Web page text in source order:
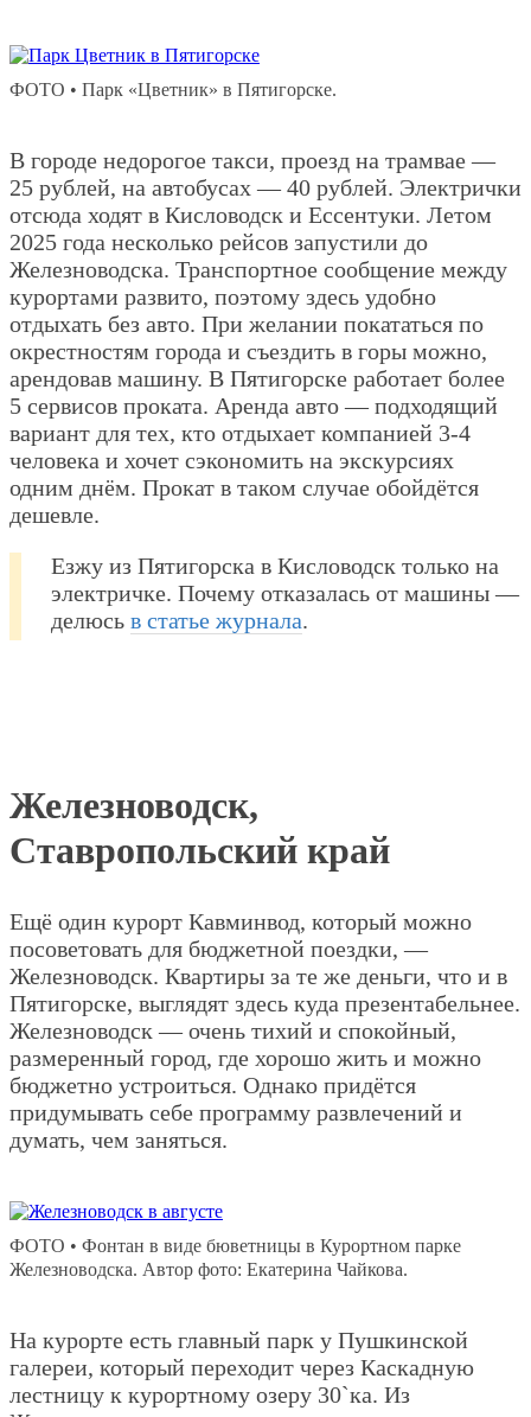
ФОТО • Парк «Цветник» в Пятигорске.
В городе недорогое такси, проезд на трамвае —
25 рублей, на автобусах — 40 рублей. Электрички
отсюда ходят в Кисловодск и Ессентуки. Летом
2025 года несколько рейсов запустили до
Железноводска. Транспортное сообщение между
курортами развито, поэтому здесь удобно
отдыхать без авто. При желании покататься по
окрестностям города и съездить в горы можно,
арендовав машину. В Пятигорске работает более
5 сервисов проката. Аренда авто — подходящий
вариант для тех, кто отдыхает компанией 3-4
человека и хочет сэкономить на экскурсиях
одним днём. Прокат в таком случае обойдётся
дешевле.
Езжу из Пятигорска в Кисловодск только на
электричке. Почему отказалась от машины —
делюсь в статье журнала.
Железноводск,
Ставропольский край
Ещё один курорт Кавминвод, который можно
посоветовать для бюджетной поездки, —
Железноводск. Квартиры за те же деньги, что и в
Пятигорске, выглядят здесь куда презентабельнее.
Железноводск — очень тихий и спокойный,
размеренный город, где хорошо жить и можно
бюджетно устроиться. Однако придётся
придумывать себе программу развлечений и
думать, чем заняться.
ФОТО • Фонтан в виде бюветницы в Курортном парке
Железноводска. Автор фото: Екатерина Чайкова.
На курорте есть главный парк у Пушкинской
галереи, который переходит через Каскадную
лестницу к курортному озеру 30`ка. Из